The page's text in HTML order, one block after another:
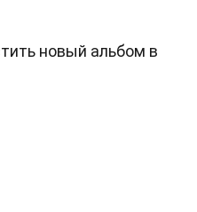
новый альбом в